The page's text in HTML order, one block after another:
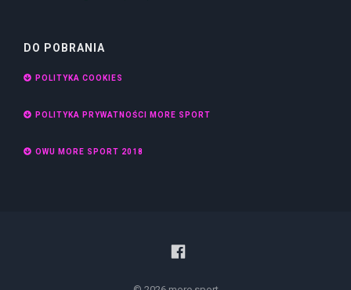
DO POBRANIA
POLITYKA COOKIES
POLITYKA PRYWATNOŚCI MORE SPORT
OWU MORE SPORT 2018